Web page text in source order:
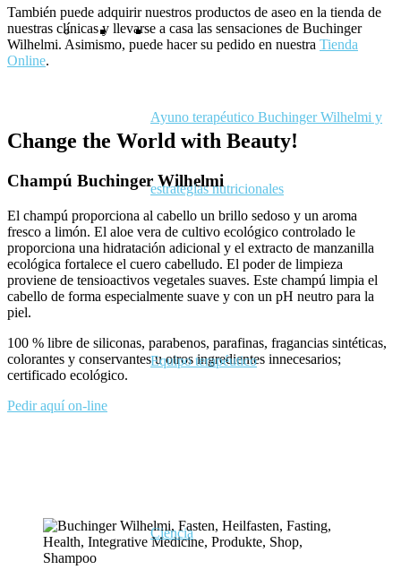
Ayuno terapéutico Buchinger Wilhelmi y
estrategias nutricionales
Equipo terapéutico
Ciencia
También puede adquirir nuestros productos de aseo en la tienda de
nuestras clínicas y llevarse a casa las sensaciones de Buchinger
Wilhelmi. Asimismo, puede hacer su pedido en nuestra Tienda
Online.
Change the World with Beauty!
Champú Buchinger Wilhelmi
El champú proporciona al cabello un brillo sedoso y un aroma
fresco a limón. El aloe vera de cultivo ecológico controlado le
proporciona una hidratación adicional y el extracto de manzanilla
ecológica fortalece el cuero cabelludo. El poder de limpieza
proviene de tensioactivos vegetales suaves. Este champú limpia el
cabello de forma especialmente suave y con un pH neutro para la
piel.
100 % libre de siliconas, parabenos, parafinas, fragancias sintéticas,
colorantes y conservantes u otros ingredientes innecesarios;
certificado ecológico.
Pedir aquí on-line